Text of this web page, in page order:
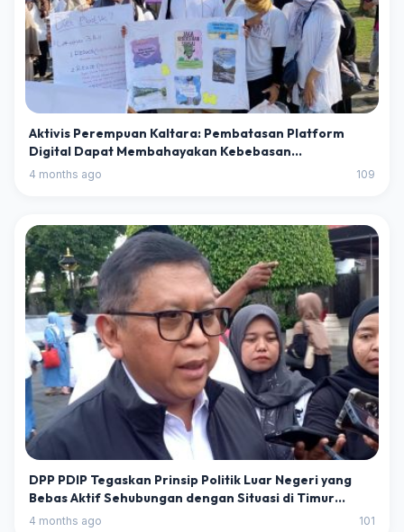
Aktivis Perempuan Kaltara: Pembatasan Platform
Digital Dapat Membahayakan Kebebasan
Berpendapat
4 months ago 109
DPP PDIP Tegaskan Prinsip Politik Luar Negeri yang
Bebas Aktif Sehubungan dengan Situasi di Timur
Tengah
4 months ago 101